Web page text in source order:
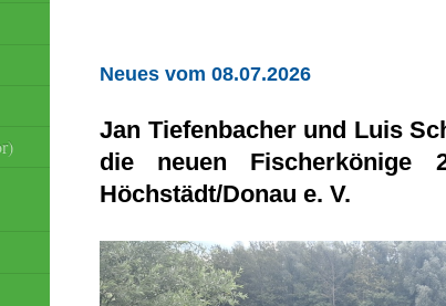
Neues vom 08.07.2026
Jan Tiefenbacher und Luis
die neuen Fischerkönige
Höchstädt/Donau e. V.